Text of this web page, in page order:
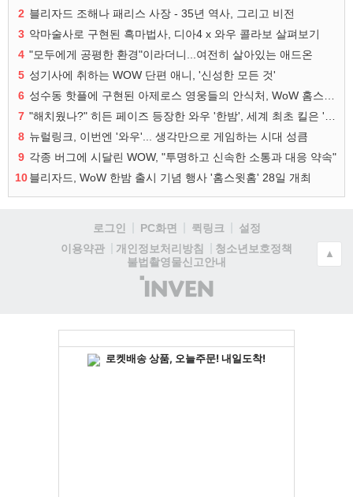
2 블리자드 조해나 패리스 사장 - 35년 역사, 그리고 비전
3 악마술사로 구현된 흑마법사, 디아4 x 와우 콜라보 살펴보기
4 "모두에게 공평한 환경"이라더니...여전히 살아있는 애드온
5 성기사에 취하는 WOW 단편 애니, '신성한 모든 것'
6
7
8 뉴럴링크, 이번엔 '와우'... 생각만으로 게임하는 시대 성큼
9 각종 버그에 시달린 WOW, "투명하고 신속한 소통과 대응 약속"
10블리자드, WoW 한밤 출시 기념 행사 '홈스윗홈' 28일 개최
로그인 PC화면 퀵링크
설정
이용약관
개인정보처리방침
청소년보호정책
불법촬영물신고안내
(주)
인
▲